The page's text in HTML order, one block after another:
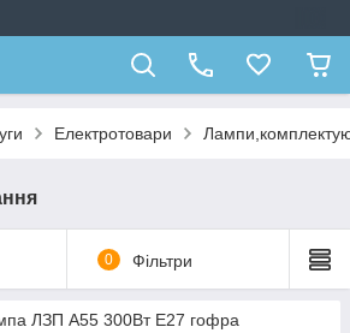
Електротовари
0 Фільтри
ЛЗП А55 300Вт Е27 гофра